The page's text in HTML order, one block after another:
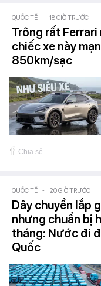
QUỐC TẾ - 18 GIỜ TRƯỚC
Trông rất
chiếc xe này
850km/sạc
Chia sẻ
QUỐC TẾ - 20 GIỜ TRƯỚC
Dây chuyền lắp
nhưng chuẩn bị
tháng: Nước đi
Quốc